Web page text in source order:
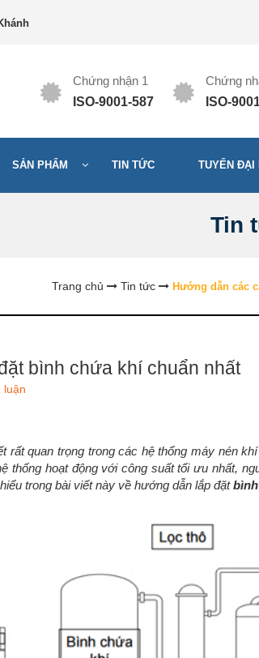
Chứng nhận 1
ISO-9001-587
Chứng
ISO-
SẢN PHẨM TIN TỨC TUYỂN ĐẠI
Tin
Trang chủ Tin tức Hướng dẫn các
bình chứa khí chuẩn nhất
luận
rất quan trọng trong các hệ thống máy nén
thống hoạt động với công suất tối ưu nhất,
trong bài viết này về hướng dẫn lắp đặt